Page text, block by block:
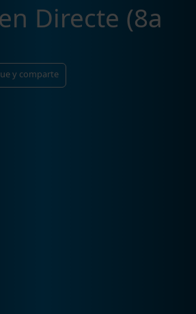
Directe (8a
y comparte